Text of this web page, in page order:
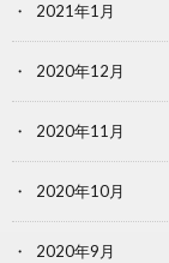
2021年1月
2020年12月
2020年11月
2020年10月
2020年9月